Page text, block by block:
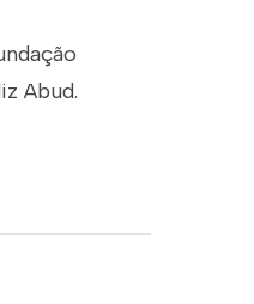
Abud.